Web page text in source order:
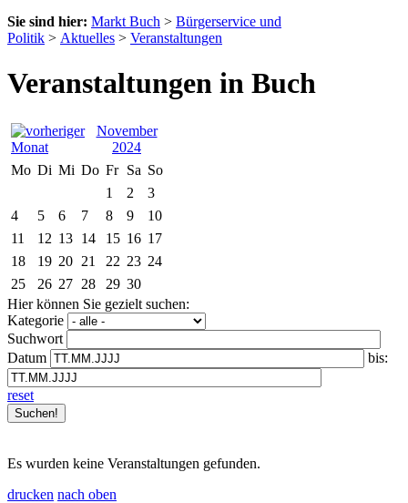
Sie sind hier: Markt Buch > Bürgerservice und
Politik > Aktuelles > Veranstaltungen
Veranstaltungen in Buch
November
2024
Mo Di Mi Do Fr Sa So
1
2
3
4
5 6 7 8 9
10
11
12 13 14 15 16 17
18
19 20 21 22 23 24
25
26 27 28 29 30
Hier können Sie gezielt suchen:
Kategorie
Suchwort
Datum
bis:
reset
Es wurden keine Veranstaltungen gefunden.
drucken nach oben